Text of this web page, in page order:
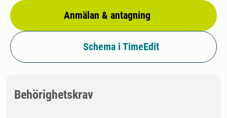
Anmälan & antagning
Schema i TimeEdit
Behörighetskrav